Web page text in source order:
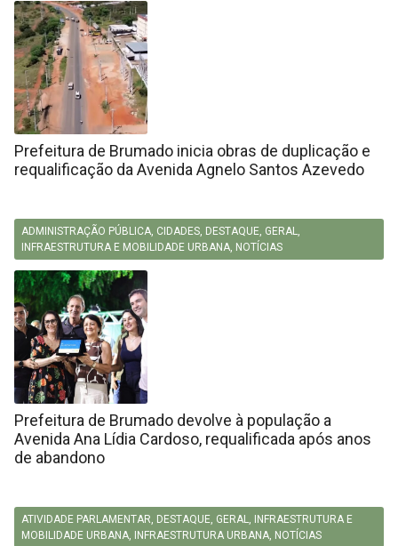
Prefeitura de Brumado inicia obras de duplicação e
requalificação da Avenida Agnelo Santos Azevedo
ADMINISTRAÇÃO PÚBLICA, CIDADES, DESTAQUE, GERAL,
INFRAESTRUTURA E MOBILIDADE URBANA, NOTÍCIAS
Prefeitura de Brumado devolve à população a
Avenida Ana Lídia Cardoso, requalificada após anos
de abandono
ATIVIDADE PARLAMENTAR, DESTAQUE, GERAL,
INFRAESTRUTURA E
MOBILIDADE URBANA, INFRAESTRUTURA URBANA, NOTÍCIAS